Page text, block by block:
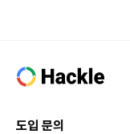
도입 문의